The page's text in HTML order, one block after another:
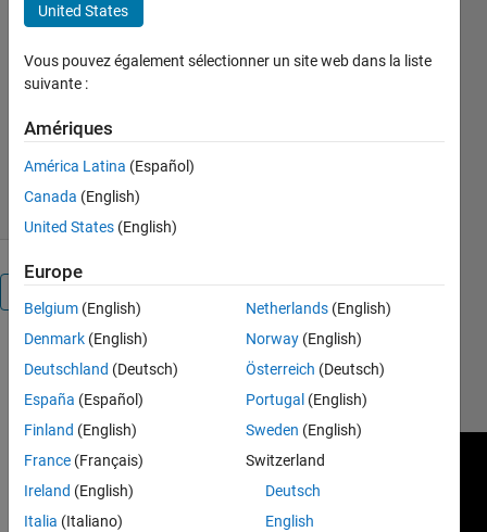
Created with MATLAB R2019a
Version 1.0.0
5,00/5(1) 7 mai 2021
https://www.youtube.com/watch?
v=sY5E61oKGLI
United States
Vous pouvez également sélectionner un site web dans la liste
suivante :
Amériques
América Latina (Español)
Canada (English)
United States (English)
Europe
Belgium (English)
Denmark (English)
Deutschland (Deutsch)
España (Español)
Finland (English)
France (Français)
Ireland (English)
Italia (Italiano)
Netherlands (English)
Norway (English)
Österreich (Deutsch)
Portugal (English)
Sweden (English)
Switzerland
Deutsch
English